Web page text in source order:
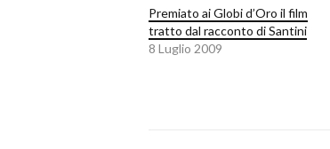
Premiato ai Globi d’Oro il film
tratto dal racconto di Santini
8 Luglio 2009